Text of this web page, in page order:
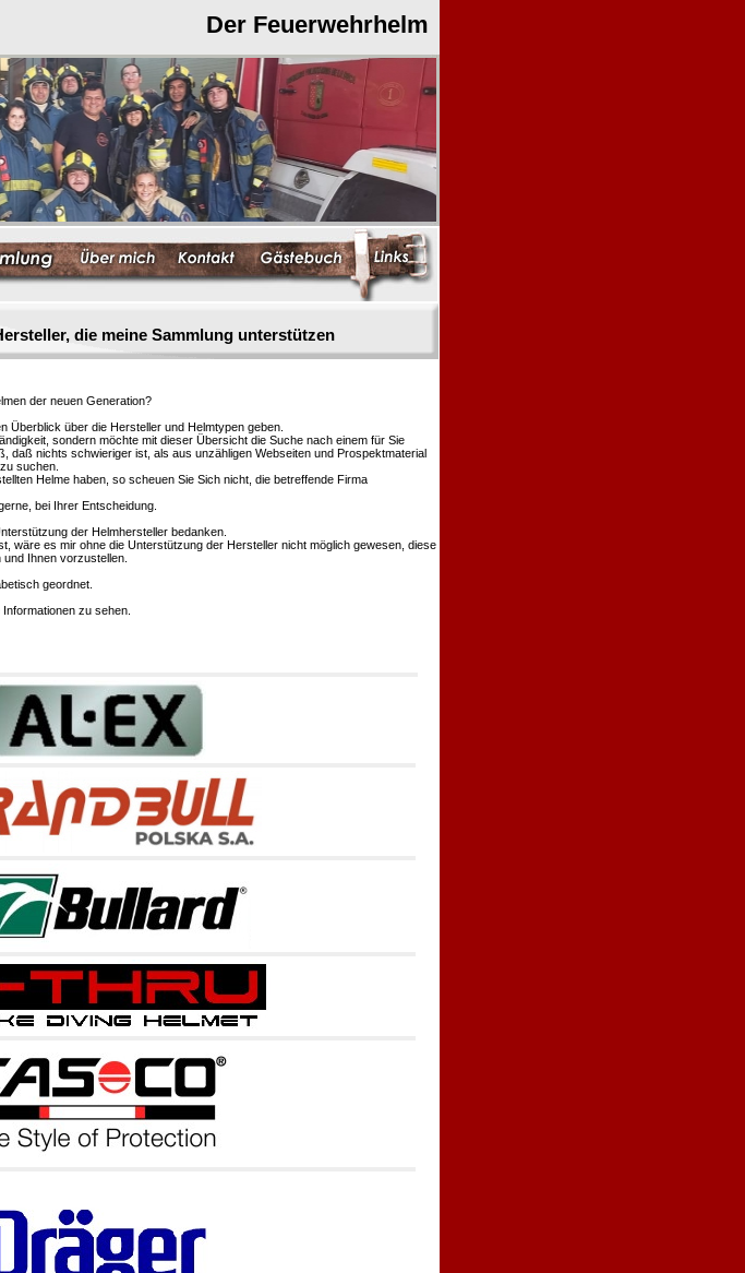
Der Feuerwehrhelm
die meine Sammlung unterstützen
der neuen Generation?
Überblick über die Hersteller und Helmtypen geben.
sondern möchte mit dieser Übersicht die Suche nach einem für Sie
daß nichts schwieriger ist, als aus unzähligen Webseiten und Prospektmaterial
suchen.
Helme haben, so scheuen Sie Sich nicht, die betreffende Firma
bei Ihrer Entscheidung.
der Helmhersteller bedanken.
wäre es mir ohne die Unterstützung der Hersteller nicht möglich gewesen, diese
Ihnen vorzustellen.
geordnet.
zu sehen.